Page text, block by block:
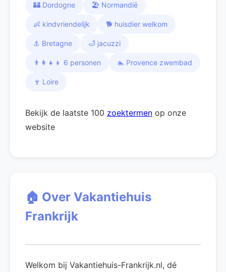
🏰 Dordogne 🏖️ Normandië
👶 kindvriendelijk 🐕 huisdier welkom
⚓ Bretagne 🛁 jacuzzi
👨‍👩‍👧‍👦 6 personen 🏊 Provence zwembad
🍷 Loire
Bekijk de laatste 100 zoektermen op onze
website
🏠 Over Vakantiehuis
Frankrijk
Welkom bij Vakantiehuis-Frankrijk.nl, dé